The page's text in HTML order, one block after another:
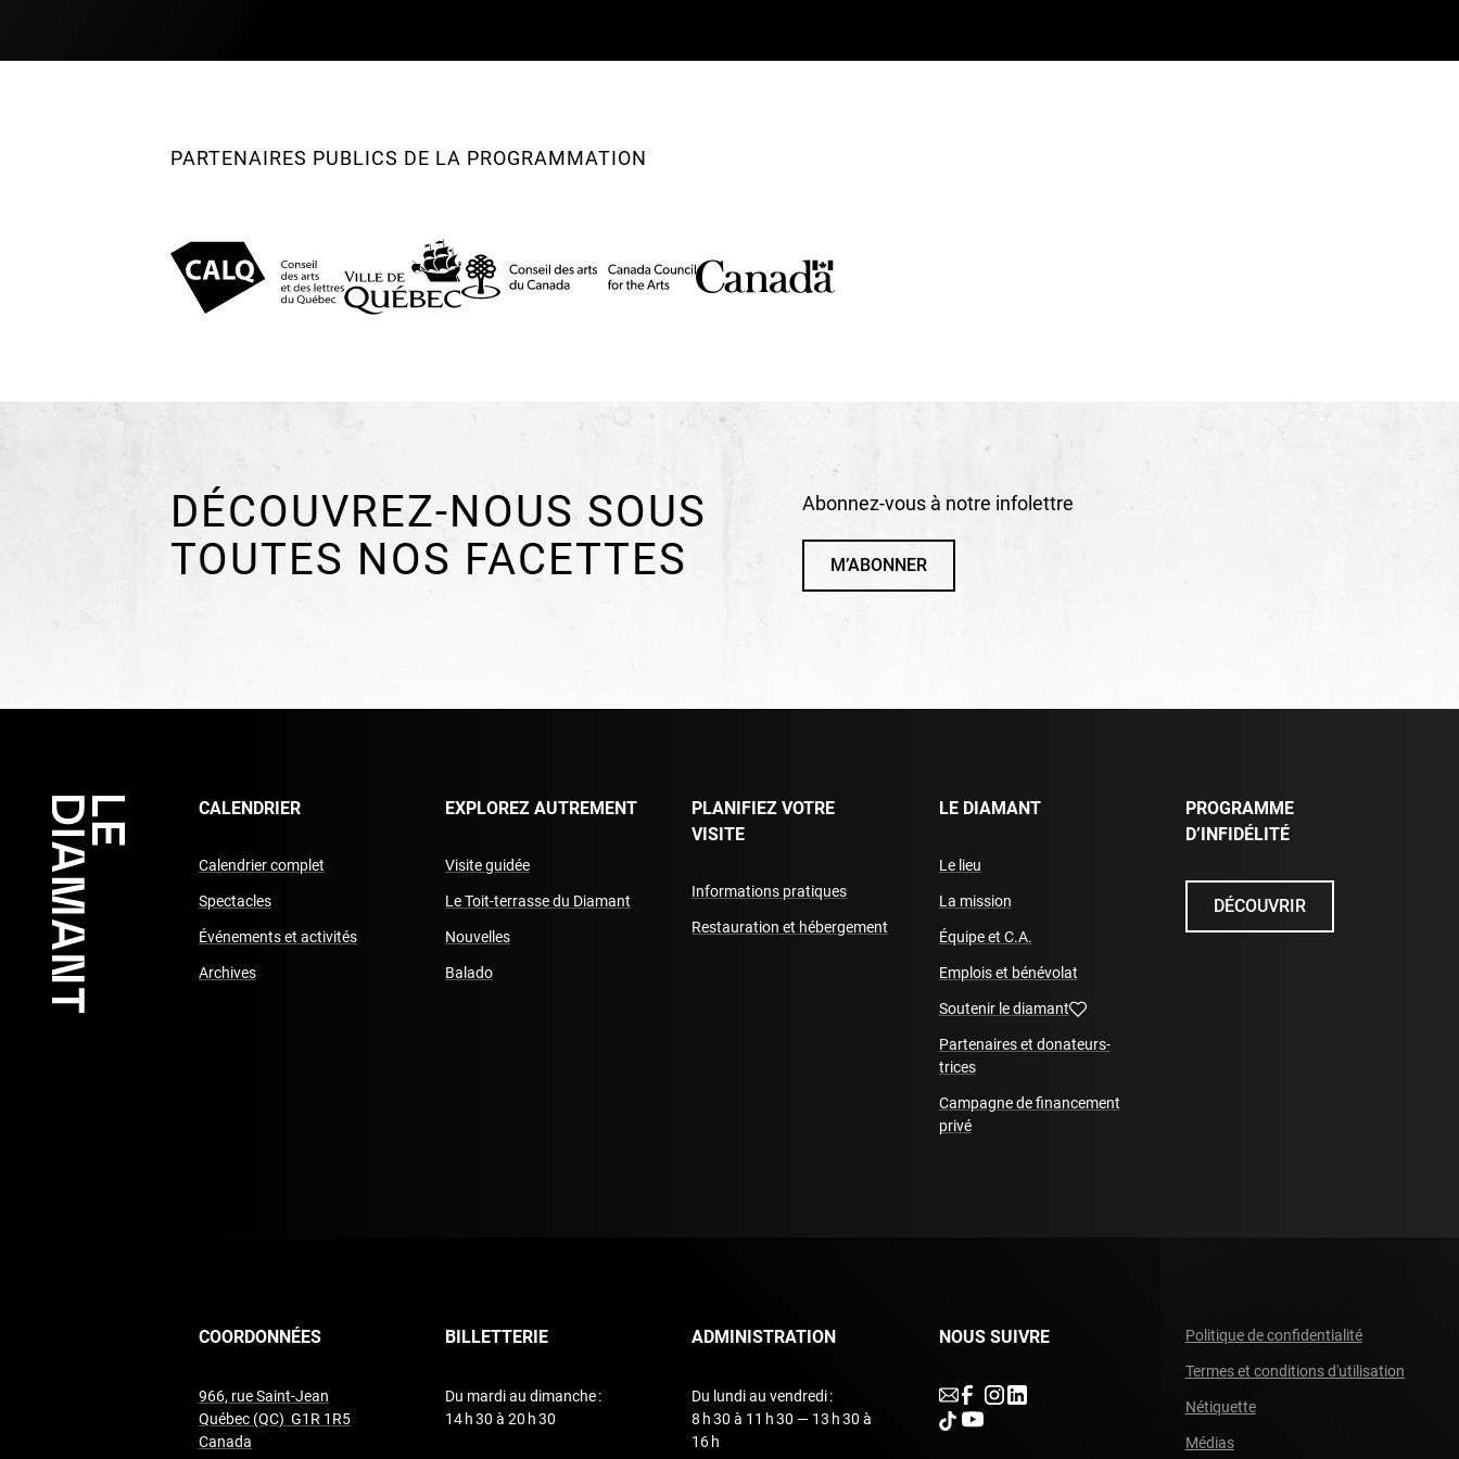
Fonds de création de José Navas.
PARTENAIRES PUBLICS DE LA PROGRAMMATION
DÉCOUVREZ-NOUS SOUS
TOUTES NOS FACETTES
Abonnez-vous à notre infolettre
M’ABONNER
CALENDRIER
Calendrier complet
Spectacles
Événements et activités
Archives
EXPLOREZ AUTREMENT
Visite guidée
Le Toit-terrasse du Diamant
Nouvelles
Balado
PLANIFIEZ VOTRE
VISITE
Informations pratiques
Restauration et hébergement
LE DIAMANT
Le lieu
La mission
Équipe et C.A.
Emplois et bénévolat
Soutenir le diamant
Partenaires et donateurs-
trices
Campagne de financement
privé
PROGRAMME
D’INFIDÉLITÉ
DÉCOUVRIR
COORDONNÉES
966, rue Saint-Jean
Québec (QC) G1R 1R5
Canada
BILLETTERIE
Du mardi au dimanche :
14 h 30 à 20 h 30
ADMINISTRATION
Du lundi au vendredi :
8 h 30 à 11 h 30 — 13 h 30 à
16 h
NOUS SUIVRE
undefined
undefined
undefined
undefined
undefined
Politique de confidentialité
Termes et conditions d'utilisation
Nétiquette
Médias